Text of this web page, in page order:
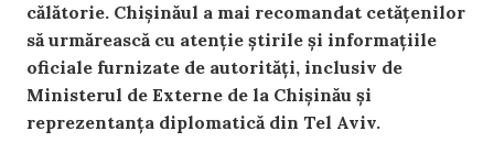
călătorie. Chișinăul a mai recomandat cetățenilor
să urmărească cu atenție știrile și informațiile
oficiale furnizate de autorități, inclusiv de
Ministerul de Externe de la Chișinău și
reprezentanța diplomatică din Tel Aviv.